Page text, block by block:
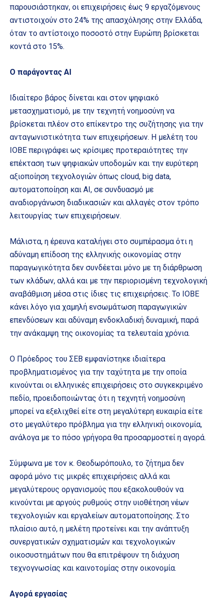
παρουσιάστηκαν, οι επιχειρήσεις έως 9 εργαζόμενους
αντιστοιχούν στο 24% της απασχόλησης στην Ελλάδα,
όταν το αντίστοιχο ποσοστό στην Ευρώπη βρίσκεται
κοντά στο 15%.
Ο παράγοντας ΑΙ
Ιδιαίτερο βάρος δίνεται και στον ψηφιακό
μετασχηματισμό, με την τεχνητή νοημοσύνη να
βρίσκεται πλέον στο επίκεντρο της συζήτησης για την
ανταγωνιστικότητα των επιχειρήσεων. Η μελέτη του
ΙΟΒΕ περιγράφει ως κρίσιμες προτεραιότητες την
επέκταση των ψηφιακών υποδομών και την ευρύτερη
αξιοποίηση τεχνολογιών όπως cloud, big data,
αυτοματοποίηση και AI, σε συνδυασμό με
αναδιοργάνωση διαδικασιών και αλλαγές στον τρόπο
λειτουργίας των επιχειρήσεων.
Μάλιστα, η έρευνα καταλήγει στο συμπέρασμα ότι η
αδύναμη επίδοση της ελληνικής οικονομίας στην
παραγωγικότητα δεν συνδέεται μόνο με τη διάρθρωση
των κλάδων, αλλά και με την περιορισμένη τεχνολογική
αναβάθμιση μέσα στις ίδιες τις επιχειρήσεις. Το ΙΟΒΕ
κάνει λόγο για χαμηλή ενσωμάτωση παραγωγικών
επενδύσεων και αδύναμη ενδοκλαδική δυναμική, παρά
την ανάκαμψη της οικονομίας τα τελευταία χρόνια.
Ο Πρόεδρος του ΣΕΒ εμφανίστηκε ιδιαίτερα
προβληματισμένος για την ταχύτητα με την οποία
κινούνται οι ελληνικές επιχειρήσεις στο συγκεκριμένο
πεδίο, προειδοποιώντας ότι η τεχνητή νοημοσύνη
μπορεί να εξελιχθεί είτε στη μεγαλύτερη ευκαιρία είτε
στο μεγαλύτερο πρόβλημα για την ελληνική οικονομία,
ανάλογα με το πόσο γρήγορα θα προσαρμοστεί η αγορά.
Σύμφωνα με τον κ. Θεοδωρόπουλο, το ζήτημα δεν
αφορά μόνο τις μικρές επιχειρήσεις αλλά και
μεγαλύτερους οργανισμούς που εξακολουθούν να
κινούνται με αργούς ρυθμούς στην υιοθέτηση νέων
τεχνολογιών και εργαλείων αυτοματοποίησης. Στο
πλαίσιο αυτό, η μελέτη προτείνει και την ανάπτυξη
συνεργατικών σχηματισμών και τεχνολογικών
οικοσυστημάτων που θα επιτρέψουν τη διάχυση
τεχνογνωσίας και καινοτομίας στην οικονομία.
Αγορά εργασίας